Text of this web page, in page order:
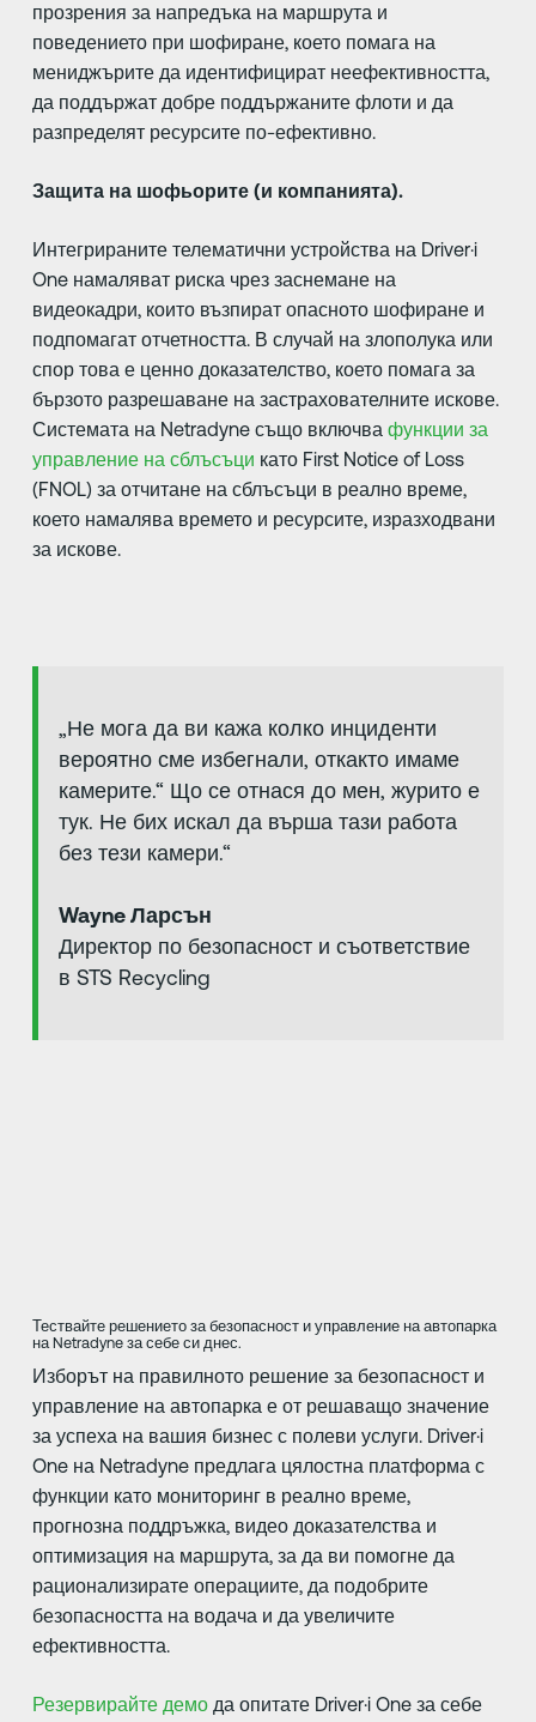
прозрения за напредъка на маршрута и
поведението при шофиране, което помага на
мениджърите да идентифицират неефективността,
да поддържат добре поддържаните флоти и да
разпределят ресурсите по-ефективно.
Защита на шофьорите (и компанията).
Интегрираните телематични устройства на Driver·i
One намаляват риска чрез заснемане на
видеокадри, които възпират опасното шофиране и
подпомагат отчетността. В случай на злополука или
спор това е ценно доказателство, което помага за
бързото разрешаване на застрахователните искове.
Системата на Netradyne също включва функции за
управление на сблъсъци като First Notice of Loss
(FNOL) за отчитане на сблъсъци в реално време,
което намалява времето и ресурсите, изразходвани
за искове.
„Не мога да ви кажа колко инциденти
вероятно сме избегнали, откакто имаме
камерите.“ Що се отнася до мен, журито е
тук. Не бих искал да върша тази работа
без тези камери.“
Wayne Ларсън
Директор по безопасност и съответствие
в STS Recycling
Тествайте решението за безопасност и управление на автопарка
на Netradyne за себе си днес.
Изборът на правилното решение за безопасност и
управление на автопарка е от решаващо значение
за успеха на вашия бизнес с полеви услуги. Driver·i
One на Netradyne предлага цялостна платформа с
функции като мониторинг в реално време,
прогнозна поддръжка, видео доказателства и
оптимизация на маршрута, за да ви помогне да
рационализирате операциите, да подобрите
безопасността на водача и да увеличите
ефективността.
Резервирайте демода опитате Driver·i One за себе